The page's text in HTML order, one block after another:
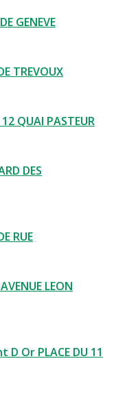
GENEVE
TREVOUX
QUAI PASTEUR
DES
RUE
LEON
Or PLACE DU 11